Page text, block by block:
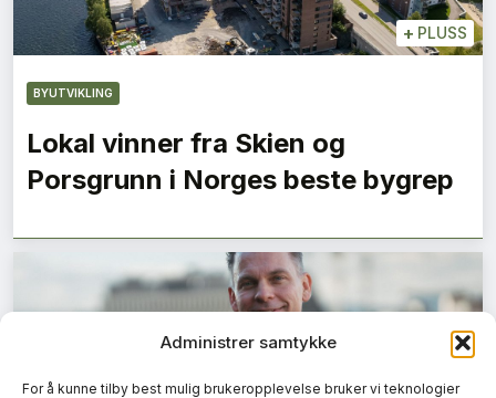
Administrer samtykke
For å kunne tilby best mulig brukeropplevelse bruker vi teknologier
+ PLUSS
BYUTVIKLING
Lokal vinner fra Skien og
Porsgrunn i Norges beste bygrep